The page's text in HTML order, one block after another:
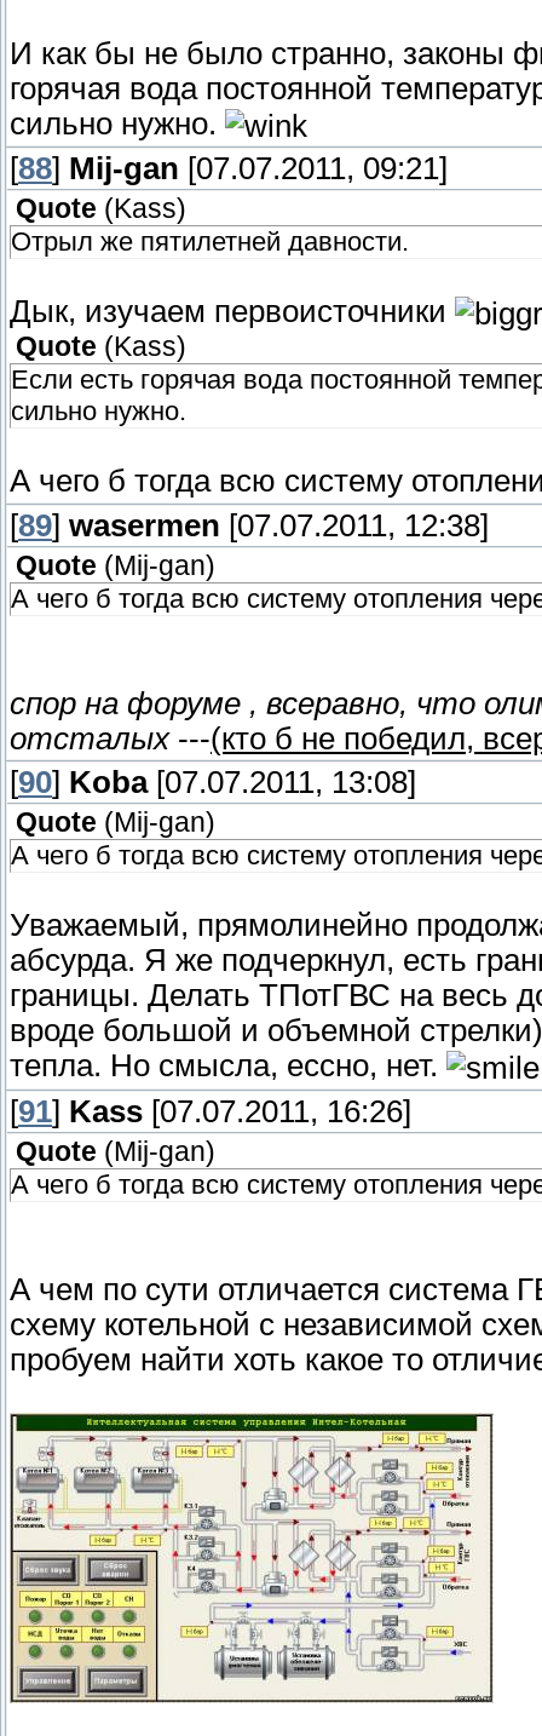
И как бы не было странно, законы
горячая вода постоянной
сильно нужно.
[88] Mij-gan [07.07.2011, 09:21]
Quote ( Kass)
Отрыл же пятилетней давности.
Дык, изучаем первоисточники
Quote (Kass)
Если есть горячая вода постоянной
сильно нужно.
А чего б тогда всю систему
[89] wasermen [07.07.2011, 12:38]
Quote (Mij-gan)
А чего б тогда всю систему отопления
спор на форуме , всеравно, что
отсталых---(кто б не победил,
[90] Koba[07.07.2011, 13:08]
Quote (Mij-gan)
А чего б тогда всю систему отопления
Уважаемый, прямолинейно
абсурда. Я же подчеркнул, есть
границы. Делать ТПотГВС на весь
вроде большой и объемной
тепла. Но смысла, ессно, нет.
[91] Kass [07.07.2011, 16:26]
Quote (Mij-gan)
А чего б тогда всю систему отопления
А чем по сути отличается система
схему котельной с независимой
пробуем найти хоть какое то